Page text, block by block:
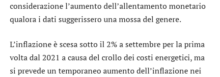
considerazione l’aumento dell’allentamento monetario
qualora i dati suggerissero una mossa del genere.
L’inflazione è scesa sotto il 2% a settembre per la prima
volta dal 2021 a causa del crollo dei costi energetici, ma
si prevede un temporaneo aumento dell’inflazione nei